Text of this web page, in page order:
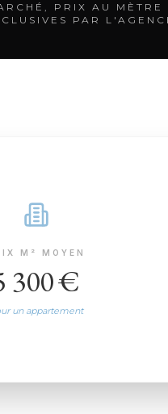
PRIX AU MÈTRE
PAR
M² MOYEN
300 €
un appartement